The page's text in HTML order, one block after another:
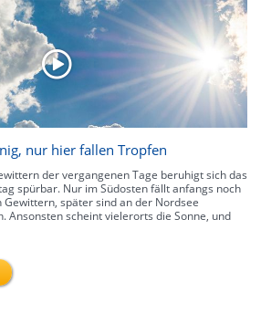
nur hier fallen Tropfen
der vergangenen Tage beruhigt sich das
spürbar. Nur im Südosten fällt anfangs noch
später sind an der Nordsee
Ansonsten scheint vielerorts die Sonne, und